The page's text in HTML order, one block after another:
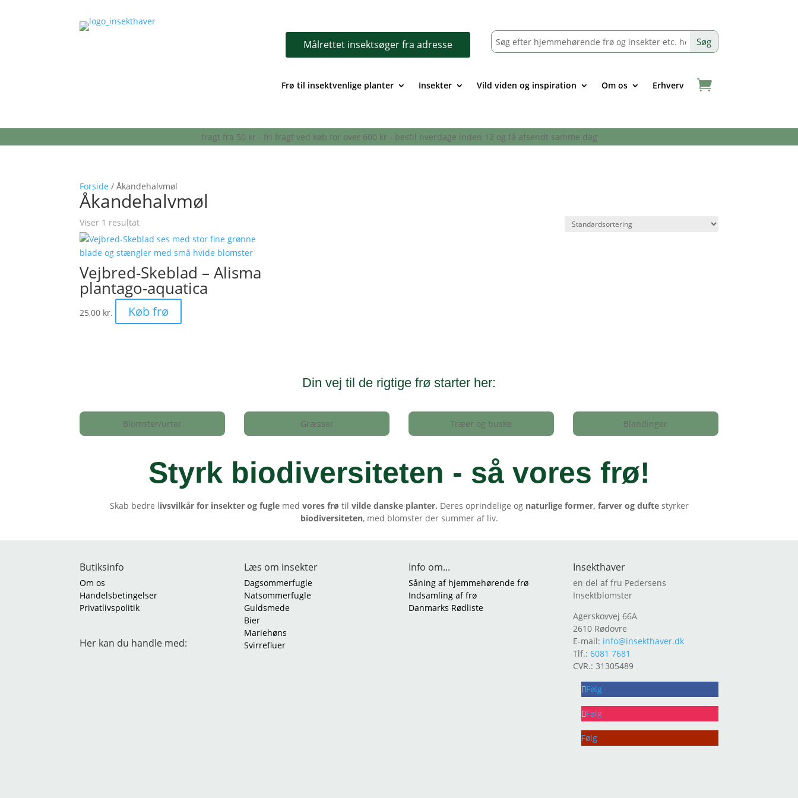
Målrettet insektsøger fra adresse
Frø til insektvenlige planter Insekter Vild viden og inspiration Om os Erhverv
fragt fra 50 kr - fri fragt ved køb for over 600 kr - bestil hverdage inden 12 og få afsendt samme dag
Forside / Åkandehalvmøl
Åkandehalvmøl
Viser 1 resultat
Vejbred-Skeblad – Alisma
plantago-aquatica
25,00 kr. Køb frø
Din vej til de rigtige frø starter her:
Blomster/urter Græsser Træer og buske Blandinger
Styrk biodiversiteten - så vores frø!
Skab bedre livsvilkår for insekter og fuglemed vores frø til vilde danske planter. Deres oprindelige og naturlige former, farver og duftestyrker
biodiversiteten, med blomster der summer af liv.
Butiksinfo
Om os
Handelsbetingelser
Privatlivspolitik
Her kan du handle med:
Læs om insekter
Dagsommerfugle
Natsommerfugle
Guldsmede
Bier
Mariehøns
Svirrefluer
Info om...
Såning af hjemmehørende frø
Indsamling af frø
Danmarks Rødliste
Insekthaver
en del af fru Pedersens
Insektblomster
Agerskovvej 66A
2610 Rødovre
E-mail: info@insekthaver.dk
Tlf.: 6081 7681
CVR.: 31305489
Følg
Følg
Følg